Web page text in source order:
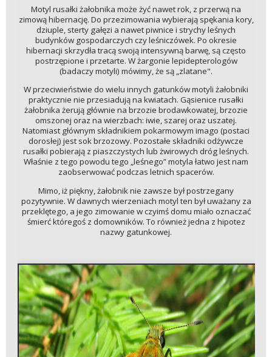
Motyl rusałki żałobnika może żyć nawet rok, z przerwą na
zimową hibernację. Do przezimowania wybierają spękania kory,
dziuple, sterty gałęzi a nawet piwnice i strychy leśnych
budynków gospodarczych czy leśniczówek. Po okresie
hibernacji skrzydła tracą swoją intensywną barwę, są często
postrzępione i przetarte. W żargonie lepidepterologów
(badaczy motyli) mówimy, że są „zlatane".
W przeciwieństwie do wielu innych gatunków motyli żałobniki
praktycznie nie przesiadują na kwiatach. Gąsienice rusałki
żałobnika żerują głównie na brzozie brodawkowatej, brzozie
omszonej oraz na wierzbach: iwie, szarej oraz uszatej.
Natomiast głównym składnikiem pokarmowym imago (postaci
dorosłej) jest sok brzozowy. Pozostałe składniki odżywcze
rusałki pobierają z piaszczystych lub żwirowych dróg leśnych.
Właśnie z tego powodu tego „leśnego” motyla łatwo jest nam
zaobserwować podczas letnich spacerów.
Mimo, iż piękny, żałobnik nie zawsze był postrzegany
pozytywnie. W dawnych wierzeniach motyl ten był uważany za
przeklętego, a jego zimowanie w czyimś domu miało oznaczać
śmierć któregoś z domowników. To również jedna z hipotez
nazwy gatunkowej.